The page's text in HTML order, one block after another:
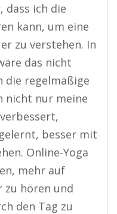
ich die
kann, um eine
zu verstehen. In
das nicht
die regelmäßige
nicht nur meine
besser mit
Online-Yoga
mehr auf
zu hören und
den Tag zu